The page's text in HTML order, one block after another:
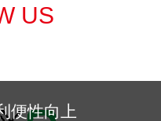
US
便性向上